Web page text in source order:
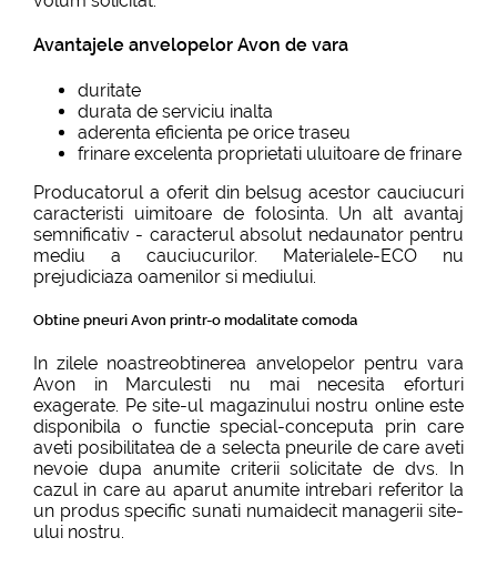
Avantajele anvelopelor Avon de vara
duritate
durata de serviciu inalta
aderenta eficienta pe orice traseu
frinare excelenta proprietati uluitoare de frinare
Producatorul a oferit din belsug acestor cauciucuri
caracteristi uimitoare de folosinta. Un alt avantaj
semnificativ - caracterul absolut nedaunator pentru
mediu a cauciucurilor. Materialele-ECO nu
prejudiciaza oamenilor si mediului.
Obtine pneuri Avon printr-o modalitate comoda
In zilele noastreobtinerea anvelopelor pentru vara
Avon in Marculesti nu mai necesita eforturi
exagerate. Pe site-ul magazinului nostru online este
disponibila o functie special-conceputa prin care
aveti posibilitatea de a selecta pneurile de care aveti
nevoie dupa anumite criterii solicitate de dvs. In
cazul in care au aparut anumite intrebari referitor la
un produs specific sunati numaidecit managerii site-
ului nostru.